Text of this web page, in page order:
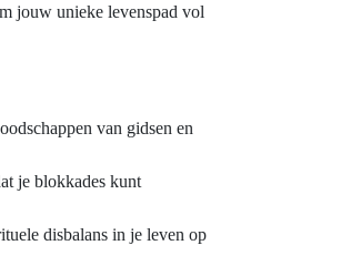
jouw unieke levenspad vol
van gidsen en
je blokkades kunt
disbalans in je leven op